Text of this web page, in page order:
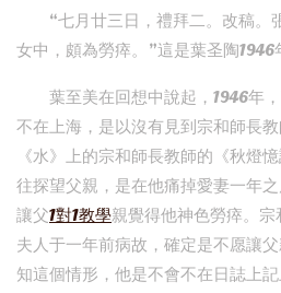
“七月廿三日，禮拜二。改稿。
女中，頗為勞瘁。”這是葉圣陶1946
葉至美在回想中說起，1946年
不在上海，是以沒有見到宗和師長
《水》上的宗和師長教師的《秋燈
往探望父親，是在他痛掉愛妻一年
讓父1對1教學親覺得他神色勞瘁。
夫人于一年前病故，確定是不愿讓
知這個情形，他是不會不在日誌上